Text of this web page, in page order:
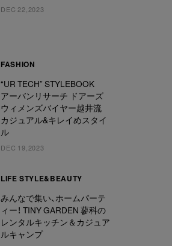
DEC 22,2023
FASHION
“UR TECH” STYLEBOOK
アーバンリサーチ ドアーズ
ウィメンズバイヤー越井流
カジュアル&キレイめスタイ
ル
DEC 19,2023
LIFE STYLE&BEAUTY
みんなで集い、ホームパーテ
ィー！ TINY GARDEN 蓼科の
レンタルキッチン＆カジュア
ルキャンプ